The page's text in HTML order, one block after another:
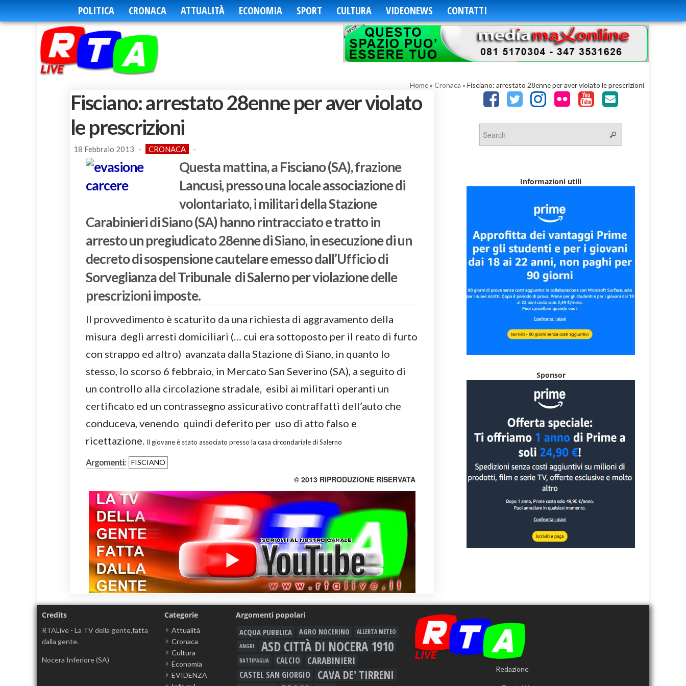
POLITICA CRONACA ATTUALITÀ ECONOMIA SPORT CULTURA VIDEONEWS CONTATTI
Home» Cronaca » Fisciano: arrestato 28enne per aver violato le prescrizioni
Fisciano: arrestato 28enne per aver violato
le prescrizioni
18 Febbraio 2013 - CRONACA -
Questa mattina, a Fisciano (SA), frazione
Lancusi, presso una locale associazione di
volontariato, i militari della Stazione
Carabinieri di Siano (SA) hanno rintracciato e tratto in
arresto un pregiudicato 28enne di Siano, in esecuzione di un
decreto di sospensione cautelare emesso dall’Ufficio di
Sorveglianza del Tribunale di Salerno per violazione delle
prescrizioni imposte.
Il provvedimento è scaturito da una richiesta di aggravamento della
misura degli arresti domiciliari (… cui era sottoposto per il reato di furto
con strappo ed altro) avanzata dalla Stazione di Siano, in quanto lo
stesso, lo scorso 6 febbraio, in Mercato San Severino (SA), a seguito di
un controllo alla circolazione stradale, esibì ai militari operanti un
certificato ed un contrassegno assicurativo contraffatti dell’auto che
conduceva, venendo quindi deferito per uso di atto falso e
ricettazione. Il giovane è stato associato presso la casa circondariale di Salerno
Argomenti: FISCIANO
© 2013 RIPRODUZIONE RISERVATA
Informazioni utili
Sponsor
Credits
RTALive - La TV della gente,fatta
dalla gente.
Nocera Inferiore (SA)
Categorie
Attualità
Cronaca
Cultura
Economia
EVIDENZA
Argomenti popolari
ACQUA PUBBLICA AGRO NOCERINO
ALLERTA METEO
ANGRI
ASD CITTÀ DI NOCERA 1910
BATTIPAGLIA CALCIO CARABINIERI
CASTEL SAN GIORGIO CAVA DE' TIRRENI Redazione